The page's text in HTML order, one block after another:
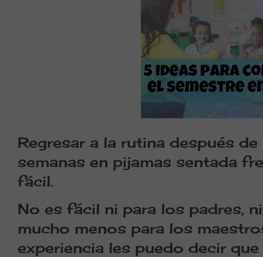
Regresar a la rutina después
semanas en pijamas sentada
fácil.
No es fácil ni para los padres,
mucho menos para los
experiencia les puedo decir